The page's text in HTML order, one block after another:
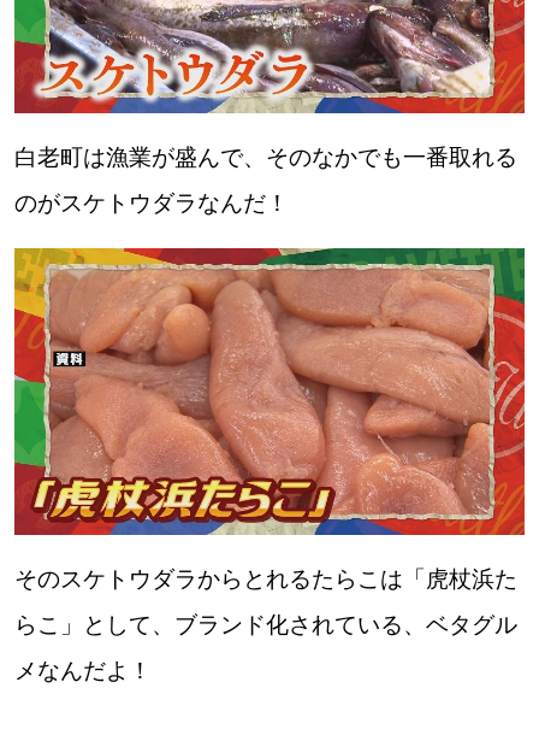
白老町は漁業が盛んで、そのなかでも一番取れる
のがスケトウダラなんだ！
そのスケトウダラからとれるたらこは「虎杖浜た
らこ」として、ブランド化されている、ベタグル
メなんだよ！